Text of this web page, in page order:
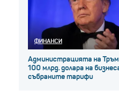
ФИНАНСИ
Администрацията на
100 млрд. долара на
събраните тарифи